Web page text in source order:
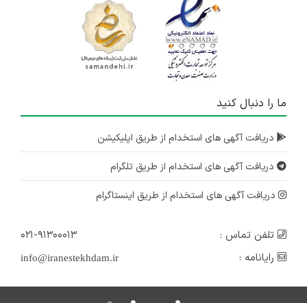
ما را دنبال کنید
دریافت آگهی های استخدام از طریق اپلیکیشن
دریافت آگهی های استخدام از طریق تلگرام
دریافت آگهی های استخدام از طریق اینستاگرام
تلفن تماس :
۰۲۱-۹۱۳۰۰۰۱۳
رایانامه :
info@iranestekhdam.ir